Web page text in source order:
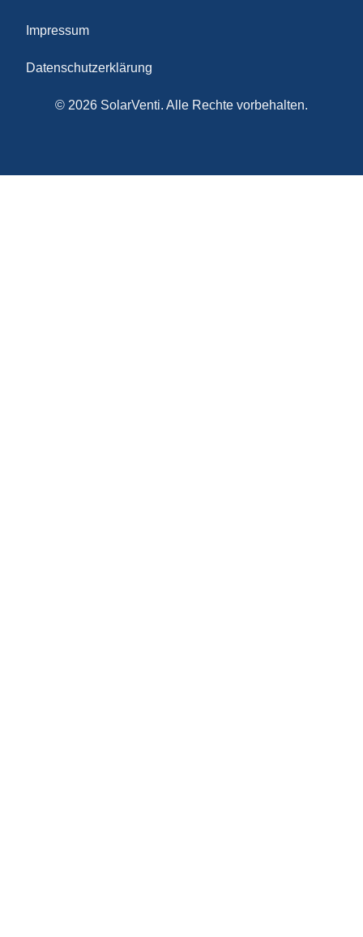
© 2026 SolarVenti. Alle Rechte vorbehalten.
Impressum
Datenschutzerklärung